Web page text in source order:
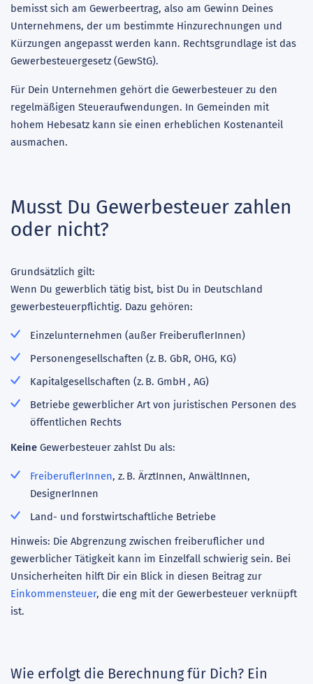
bemisst sich am Gewerbeertrag, also am Gewinn Deines
Unternehmens, der um bestimmte Hinzurechnungen und
Kürzungen angepasst werden kann. Rechtsgrundlage ist das
Gewerbesteuergesetz (GewStG).
Für Dein Unternehmen gehört die Gewerbesteuer zu den
regelmäßigen Steueraufwendungen. In Gemeinden mit
hohem Hebesatz kann sie einen erheblichen Kostenanteil
ausmachen.
Musst Du Gewerbesteuer zahlen
oder nicht?
Grundsätzlich gilt:
Wenn Du gewerblich tätig bist, bist Du in Deutschland
gewerbesteuerpflichtig. Dazu gehören:
Einzelunternehmen (außer FreiberuflerInnen)
Personengesellschaften (z. B. GbR, OHG, KG)
Kapitalgesellschaften (z. B. GmbH , AG)
Betriebe gewerblicher Art von juristischen Personen des
öffentlichen Rechts
Keine Gewerbesteuer zahlst Du als:
FreiberuflerInnen, z. B. ÄrztInnen, AnwältInnen,
DesignerInnen
Land- und forstwirtschaftliche Betriebe
Hinweis: Die Abgrenzung zwischen freiberuflicher und
gewerblicher Tätigkeit kann im Einzelfall schwierig sein. Bei
Unsicherheiten hilft Dir ein Blick in diesen Beitrag zur
Einkommensteuer, die eng mit der Gewerbesteuer verknüpft
ist.
Wie erfolgt die Berechnung für Dich? Ein